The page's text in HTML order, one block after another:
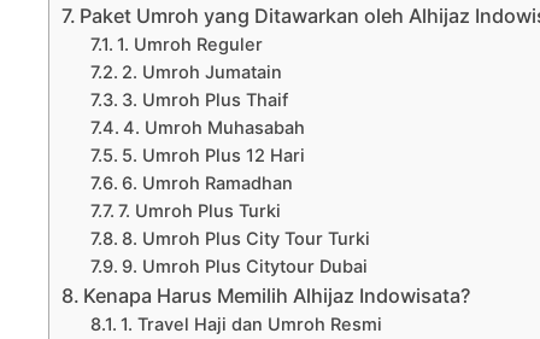
Paket Umroh yang Ditawarkan oleh Alhijaz
1. Umroh Reguler
2. Umroh Jumatain
3. Umroh Plus Thaif
4. Umroh Muhasabah
5. Umroh Plus 12 Hari
6. Umroh Ramadhan
7. Umroh Plus Turki
8. Umroh Plus City Tour Turki
9. Umroh Plus Citytour Dubai
Kenapa Harus Memilih Alhijaz Indowisata?
1. Travel Haji dan Umroh Resmi